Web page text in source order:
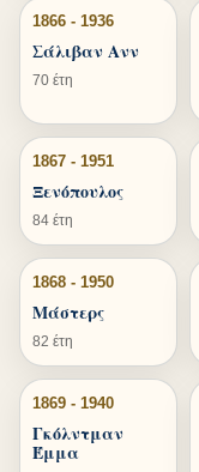
1866 - 1936
Σάλιβαν Ανν
70 έτη
1867 - 1951
Ξενόπουλος
84 έτη
1868 - 1950
Μάστερς
82 έτη
1869 - 1940
Γκόλντμαν
Έμμα